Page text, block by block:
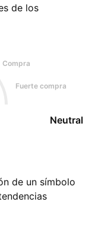
de los
Compra
Fuerte compra
Neutral
de un símbolo